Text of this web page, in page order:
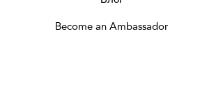
Become an Ambassador